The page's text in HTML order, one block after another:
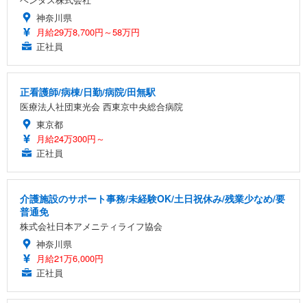
神奈川県
月給29万8,700円～58万円
正社員
正看護師/病棟/日勤/病院/田無駅
医療法人社団東光会 西東京中央総合病院
東京都
月給24万300円～
正社員
介護施設のサポート事務/未経験OK/土日祝休み/残業少なめ/要
普通免
株式会社日本アメニティライフ協会
神奈川県
月給21万6,000円
正社員